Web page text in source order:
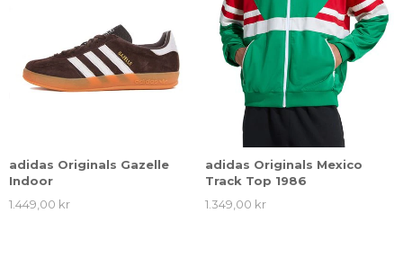
adidas Originals Gazelle
Indoor
1.449,00 kr
adidas Originals Mexico
Track Top 1986
1.349,00 kr